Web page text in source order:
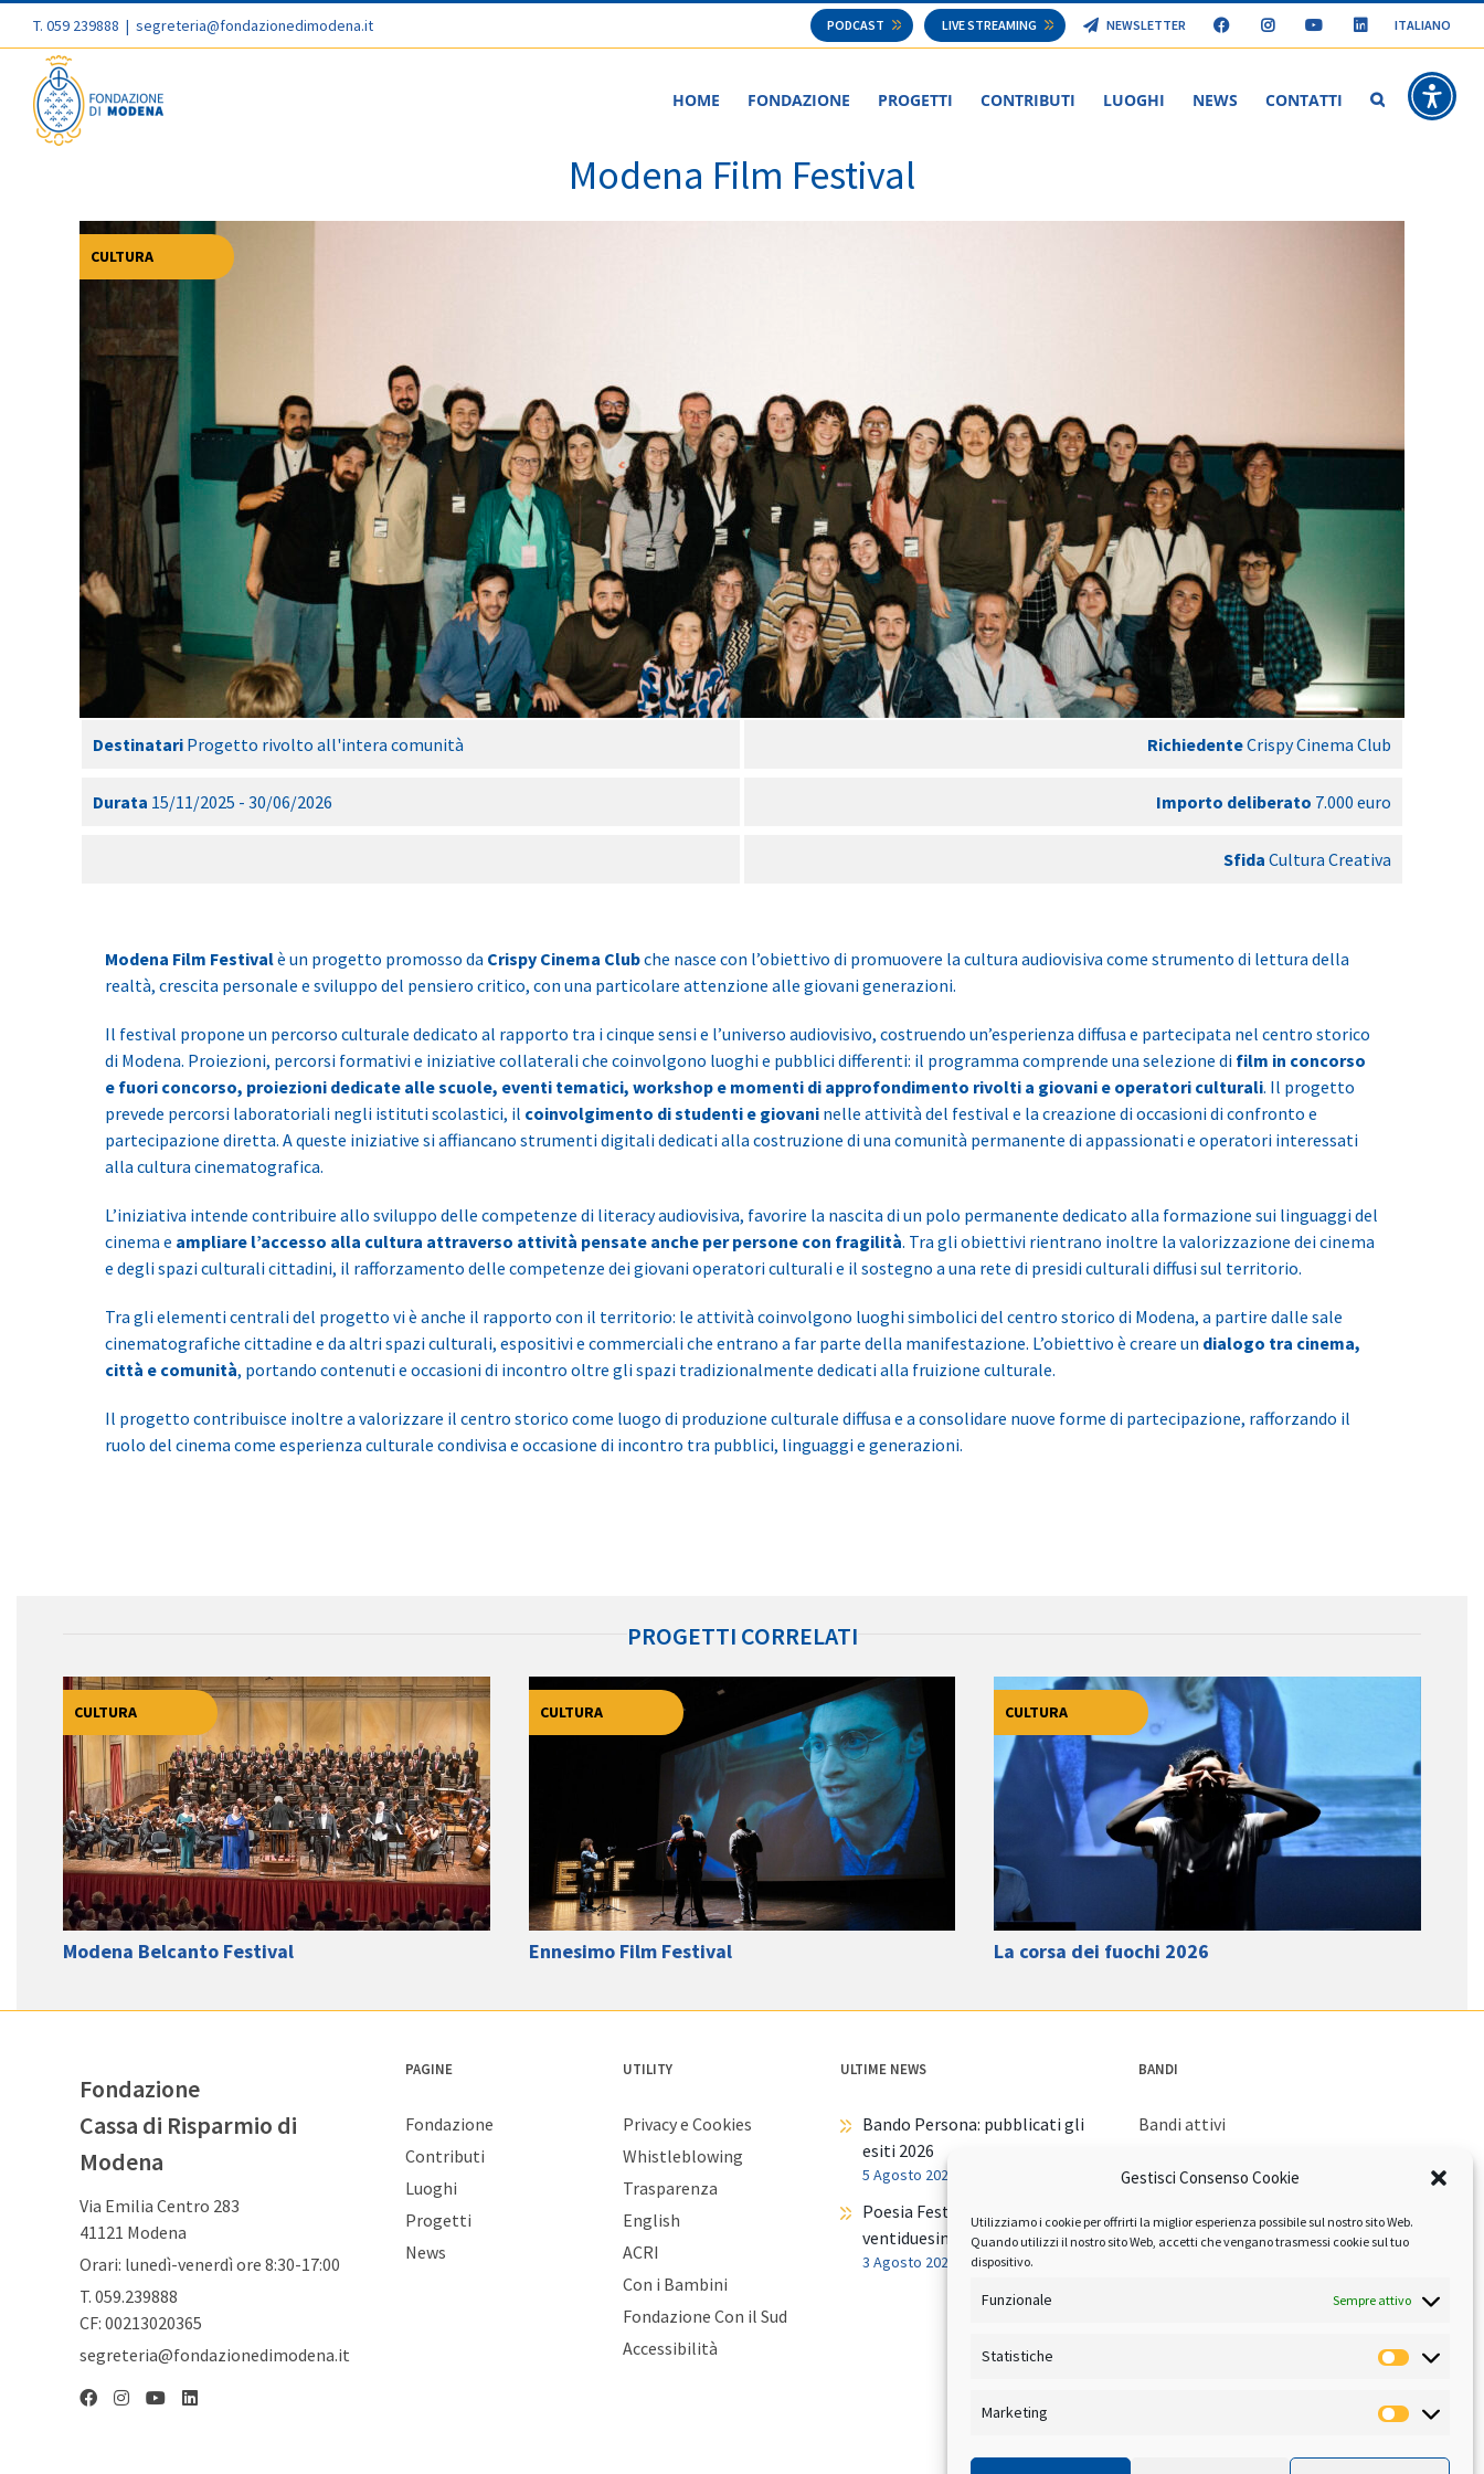
Gestisci Consenso Cookie
Utilizziamo i cookie per offrirti la miglior esperienza possibile sul nostro sito Web.
Quando utilizzi il nostro sito Web, accetti che vengano trasmessi cookie sul tuo
dispositivo.
Funzionale Sempre attivo
Statistiche
Marketing
T. 059 239888 | segreteria@fondazionedimodena.it PODCAST LIVE STREAMING NEWSLETTER ITALIANO
HOME FONDAZIONE PROGETTI CONTRIBUTI LUOGHI NEWS CONTATTI Modena Film
Modena Film Festival
CULTURA
Destinatari Progetto rivolto all'intera comunità RichiedenteCrispy Cinema Club
Durata 15/11/2025 - 30/06/2026 Importo deliberato 7.000 euro
Sfida Cultura Creativa
Modena Film Festivalè un progetto promosso da Crispy Cinema Clubche nasce con l’obiettivo di promuovere la cultura audiovisiva come strumento di lettura della
realtà, crescita personale e sviluppo del pensiero critico, con una particolare attenzione alle giovani generazioni.
Il festival propone un percorso culturale dedicato al rapporto tra i cinque sensi e l’universo audiovisivo, costruendo un’esperienza diffusa e partecipata nel centro storico
di Modena. Proiezioni, percorsi formativi e iniziative collaterali che coinvolgono luoghi e pubblici differenti: il programma comprende una selezione di film in concorso
e fuori concorso, proiezioni dedicate alle scuole, eventi tematici, workshop e momenti di approfondimento rivolti a giovani e operatori culturali. Il progetto
prevede percorsi laboratoriali negli istituti scolastici, il coinvolgimento di studenti e giovani nelle attività del festival e la creazione di occasioni di confronto e
partecipazione diretta. A queste iniziative si affiancano strumenti digitali dedicati alla costruzione di una comunità permanente di appassionati e operatori interessati
alla cultura cinematografica.
L’iniziativa intende contribuire allo sviluppo delle competenze di literacy audiovisiva, favorire la nascita di un polo permanente dedicato alla formazione sui linguaggi del
cinema e ampliare l’accesso alla cultura attraverso attività pensate anche per persone con fragilità. Tra gli obiettivi rientrano inoltre la valorizzazione dei cinema
e degli spazi culturali cittadini, il rafforzamento delle competenze dei giovani operatori culturali e il sostegno a una rete di presidi culturali diffusi sul territorio.
Tra gli elementi centrali del progetto vi è anche il rapporto con il territorio: le attività coinvolgono luoghi simbolici del centro storico di Modena, a partire dalle sale
cinematografiche cittadine e da altri spazi culturali, espositivi e commerciali che entrano a far parte della manifestazione. L’obiettivo è creare un dialogo tra cinema,
città e comunità, portando contenuti e occasioni di incontro oltre gli spazi tradizionalmente dedicati alla fruizione culturale.
Il progetto contribuisce inoltre a valorizzare il centro storico come luogo di produzione culturale diffusa e a consolidare nuove forme di partecipazione, rafforzando il
ruolo del cinema come esperienza culturale condivisa e occasione di incontro tra pubblici, linguaggi e generazioni.
PROGETTI CORRELATI
CULTURA
Modena Belcanto Festival
CULTURA
Ennesimo Film Festival
CULTURA
La corsa dei fuochi 2026
Fondazione
Cassa di Risparmio di
Modena
Via Emilia Centro 283
41121 Modena
Orari: lunedì-venerdì ore 8:30-17:00
T. 059.239888
CF: 00213020365
segreteria@fondazionedimodena.it
PAGINE
Fondazione
Contributi
Luoghi
Progetti
News
UTILITY
Privacy e Cookies
Whistleblowing
Trasparenza
English
ACRI
Con i Bambini
Fondazione Con il Sud
Accessibilità
ULTIME NEWS
Bando Persona: pubblicati gli
esiti 2026
5 Agosto 2026
Poesia Festival torna con la
ventiduesima edizione
3 Agosto 2026
BANDI
Bandi attivi